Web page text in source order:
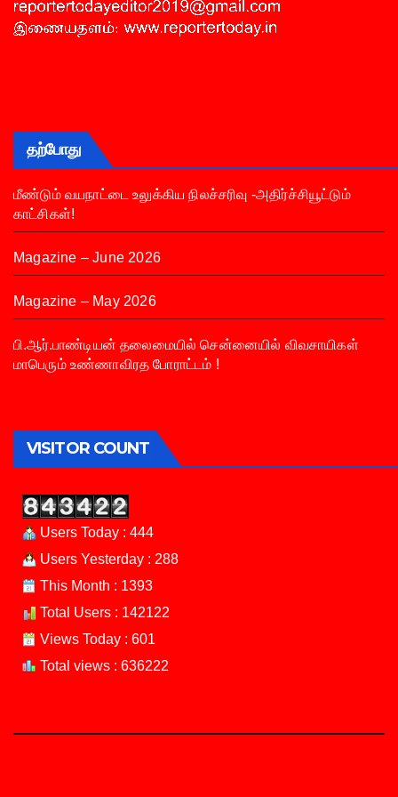
தற்போது
மீண்டும் வயநாட்டை உலுக்கிய நிலச்சரிவு -அதிர்ச்சியூட்டும்
காட்சிகள்!
Magazine – June 2026
Magazine – May 2026
பி.ஆர்.பாண்டியன் தலைமையில் சென்னையில் விவசாயிகள்
மாபெரும் உண்ணாவிரத போராட்டம் !
VISITOR COUNT
Users Today : 444
Users Yesterday : 288
This Month : 1393
Total Users : 142122
Views Today : 601
Total views : 636222